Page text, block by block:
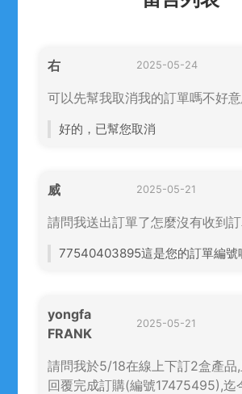
右 2025-05-24
可以先幫我取消我的訂單嗎不好
好的，已幫您取消
威 2025-05-21
請問我送出訂單了怎麼沒有收到
77540403895這是您的訂單編號
yongfa
FRANK
2025-05-21
請問我於5/18在線上下訂2盒產品
回覆完成訂購(編號17475495),迄